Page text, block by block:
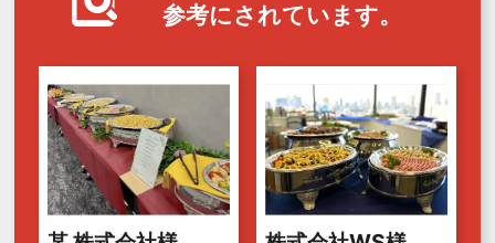
参考にされています。